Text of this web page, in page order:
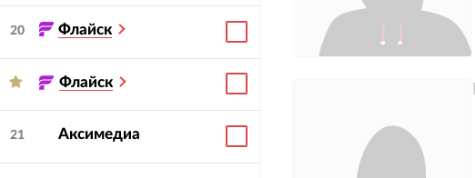
20 Флайск
Флайск
21 Аксимедиа